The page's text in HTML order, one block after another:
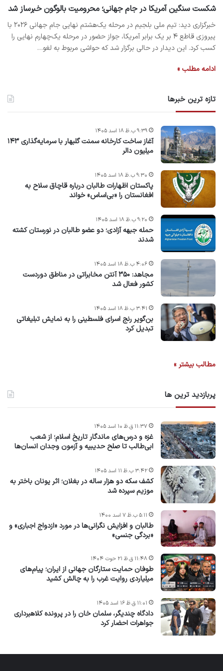
شکست سنگین آمریکا در جام جهانی؛ محرومیت بالوگون خبرساز شد
خبرگزاری دید: تیم ملی بلجیم در مرحله یک‌هشتم نهایی جام جهانی ۲۰۲۶ با
پیروزی قاطع ۴ بر یک برابر آمریکا، جواز حضور در مرحله یک‌چهارم نهایی را
کسب کرد. این دیدار در حالی برگزار شد که حواشی مربوط به لغو…
ادامه مطلب »
تازه ترین خبرها
آغاز ساخت کارخانه سمنت گلبهار با سرمایه‌گذاری ۱۴۳
میلیون دالر
۹:۳۹ ب.ظ ۱۸ اسد ۱۴۰۵
پاکستان اظهارات طالبان درباره قاچاق سلاح به
افغانستان را «بی‌اساس» خواند
۹:۳۰ ب.ظ ۱۸ اسد ۱۴۰۵
حمله جبهه آزادی؛ دو عضو طالبان در نورستان کشته
شدند
۹:۲۰ ب.ظ ۱۸ اسد ۱۴۰۵
مجاهد: ۳۵۰ آنتن مخابراتی در مناطق دوردست
کشور فعال شد
۴:۰۶ ب.ظ ۱۸ اسد ۱۴۰۵
بن‌گویر رنج اسرای فلسطینی را به نمایش تبلیغاتی
تبدیل کرد
۳:۴۱ ب.ظ ۱۸ اسد ۱۴۰۵
مطالب بیشتر »
پربازدید ترین ها
غزه و درس‌های ماندگار تاریخ اسلام؛ از شعب
ابی‌طالب تا صلح حدیبیه و آزمون وجدان انسان‌ها
۱۱:۳۷ ق.ظ ۱۰ اسد ۱۴۰۵
کشف سکه دو هزار ساله در بغلان؛ اثر یونان باختر به
موزیم سپرده شد
۳:۴۲ ب.ظ ۱۱ اسد ۱۴۰۵
طالبان و افزایش نگرانی‌ها در مورد «ازدواج اجباری» و
«بردگی جنسی»
۵:۱۱ ب.ظ ۷ اسد ۱۴۰۰
طوفان حمایت ستارگان جهانی از ایران؛ پیام‌های
میلیاردی روایت غرب را به چالش کشید
۱۱:۴۸ ق.ظ ۲۱ حوت ۱۴۰۴
دادگاه چندیگر، سلمان خان را در پرونده کلاهبرداری
جواهرات احضار کرد
۱۱:۰۱ ق.ظ ۱۶ اسد ۱۴۰۵